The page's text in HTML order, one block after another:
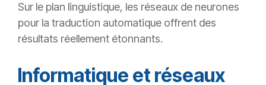
Sur le plan linguistique, les réseaux de neurones
pour la traduction automatique offrent des
résultats réellement étonnants.
Informatique et réseaux